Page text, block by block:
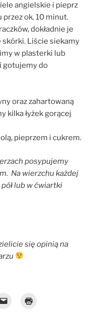
angielskie i pieprz
przez ok. 10 minut.
dokładnie je
skórki. Liście siekamy
w plasterki lub
gotujemy do
oraz zahartowaną
kilka łyżek gorącej
pieprzem i cukrem.
posypujemy
Na wierzchu każdej
lub w ćwiartki
się opinią na